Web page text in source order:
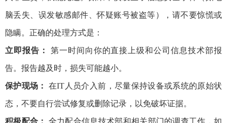
脑丢失、误发敏感邮件、怀疑账号被盗等），请不要惊慌或
隐瞒。正确的处理方式是：
立即报告： 第一时间向你的直接上级和公司信息技术部报
告。报告越及时，损失可能越小。
保护现场： 在IT人员介入前，尽量保持设备或系统的原始状
态，不要自行尝试修复或删除记录，以免破坏证据。